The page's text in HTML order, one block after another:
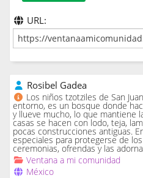
URL:
Rosibel Gadea
Los niños tzotziles de San
entorno, es un bosque donde
y llueve mucho, lo que mantiene
casas se hacen con lodo, teja,
pocas construcciones antiguas.
especiales para protegerse de
ceremonias, ofrendas y las
Ventana a mi comunidad
México